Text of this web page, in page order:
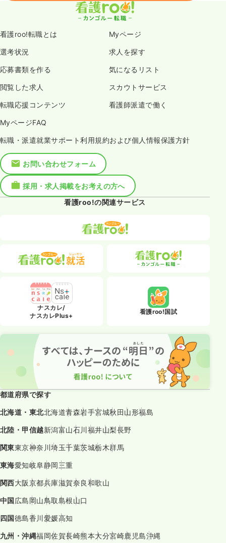
看護roo!転職とは Myページ
選考状況 求人を探す
応募書類を作る 気になるリスト
閲覧した求人 スカウトサービス
転職応援コンテンツ 看護師派遣で働く
MyページFAQ
転職・派遣就業サポート利用規約および個人情報保護方針
お問い合わせフォーム
採用・求人掲載をお考えの方へ
看護roo!の関連サービス
ナスカレ/
ナスカレPlus+
看護roo!国試
都道府県で探す
北海道・東北北海道青森岩手宮城秋田山形福島
北陸・甲信越新潟富山石川福井山梨長野
関東東京神奈川埼玉千葉茨城栃木群馬
東海愛知岐阜静岡三重
関西大阪京都兵庫滋賀奈良和歌山
中国広島岡山鳥取島根山口
四国徳島香川愛媛高知
九州・沖縄福岡佐賀長崎熊本大分宮崎鹿児島沖縄